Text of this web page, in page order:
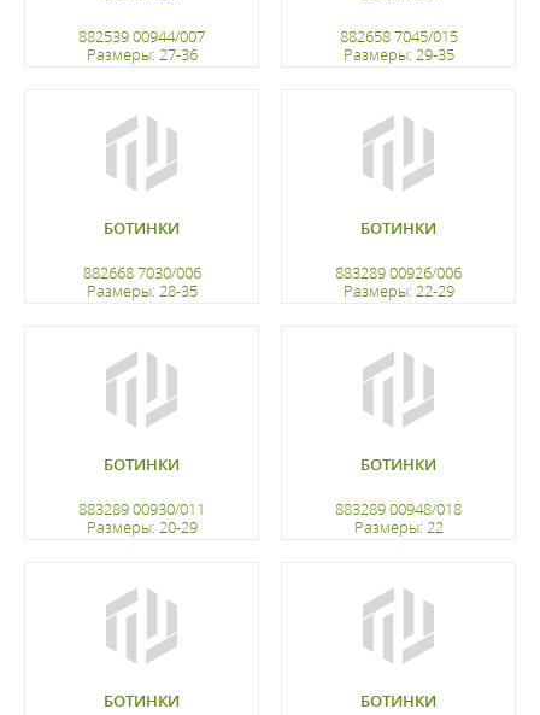
882539 00944/007
Размеры: 27-36
882658 7045/015
Размеры: 29-35
БОТИНКИ
882668 7030/006
Размеры: 28-35
БОТИНКИ
883289 00926/006
Размеры: 22-29
БОТИНКИ
883289 00930/011
Размеры: 20-29
БОТИНКИ
883289 00948/018
Размеры: 22
БОТИНКИ БОТИНКИ